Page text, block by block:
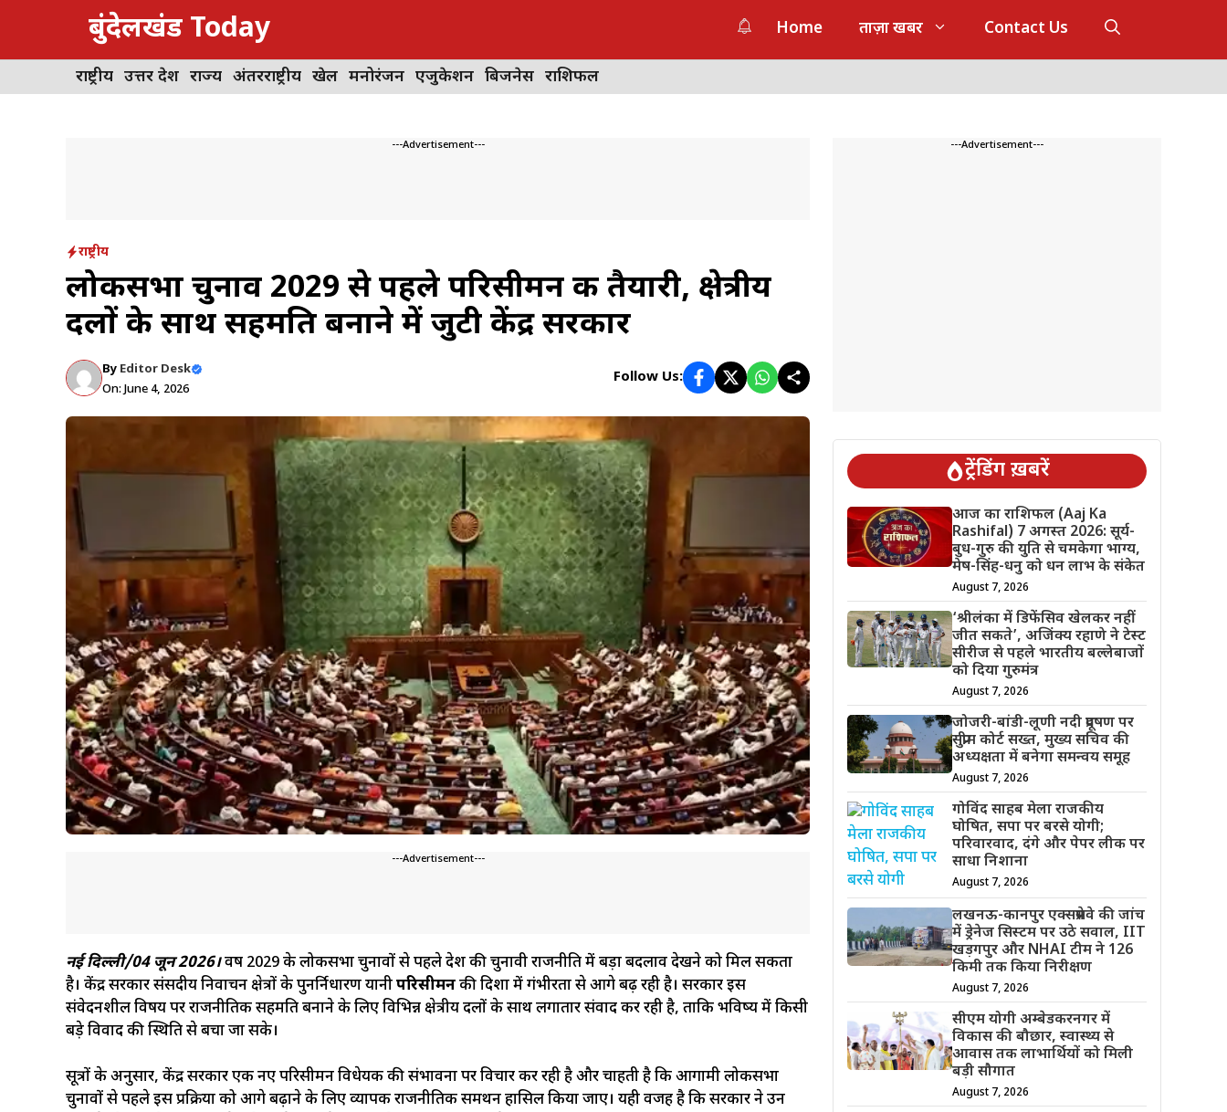
content
बुंदेलखंड Today Home ताज़ा खबर Contact Us
राष्ट्रीय उत्तर प्रदेश राज्य अंतरराष्ट्रीय खेल मनोरंजन एजुकेशन बिजनेस राशिफल
---Advertisement---
राष्ट्रीय
लोकसभा चुनाव 2029 से पहले परिसीमन की तैयारी, क्षेत्रीय
दलों के साथ सहमति बनाने में जुटी केंद्र सरकार
By Editor Desk
On: June 4, 2026
Follow Us:
---Advertisement---
नई दिल्ली/04 जून 2026।वर्ष 2029 के लोकसभा चुनावों से पहले देश की चुनावी राजनीति में बड़ा बदलाव देखने को मिल सकता
है। केंद्र सरकार संसदीय निर्वाचन क्षेत्रों के पुनर्निर्धारण यानीपरिसीमनकी दिशा में गंभीरता से आगे बढ़ रही है। सरकार इस
संवेदनशील विषय पर राजनीतिक सहमति बनाने के लिए विभिन्न क्षेत्रीय दलों के साथ लगातार संवाद कर रही है, ताकि भविष्य में किसी
बड़े विवाद की स्थिति से बचा जा सके।
सूत्रों के अनुसार, केंद्र सरकार एक नए परिसीमन विधेयक की संभावना पर विचार कर रही है और चाहती है कि आगामी लोकसभा
चुनावों से पहले इस प्रक्रिया को आगे बढ़ाने के लिए व्यापक राजनीतिक समर्थन हासिल किया जाए। यही वजह है कि सरकार ने उन
---Advertisement---
ट्रेंडिंग ख़बरें
आज का राशिफल (Aaj Ka
Rashifal) 7 अगस्त 2026: सूर्य-
बुध-गुरु की युति से चमकेगा भाग्य,
मेष-सिंह-धनु को धन लाभ के संकेत
August 7, 2026
‘श्रीलंका में डिफेंसिव खेलकर नहीं
जीत सकते’, अजिंक्य रहाणे ने टेस्ट
सीरीज से पहले भारतीय बल्लेबाजों
को दिया गुरुमंत्र
August 7, 2026
जोजरी-बांडी-लूणी नदी प्रदूषण पर
सुप्रीम कोर्ट सख्त, मुख्य सचिव की
अध्यक्षता में बनेगा समन्वय समूह
August 7, 2026
गोविंद साहब मेला राजकीय
घोषित, सपा पर बरसे योगी;
परिवारवाद, दंगे और पेपर लीक पर
साधा निशाना
August 7, 2026
लखनऊ-कानपुर एक्सप्रेसवे की जांच
में ड्रेनेज सिस्टम पर उठे सवाल, IIT
खड़गपुर और NHAI टीम ने 126
किमी तक किया निरीक्षण
August 7, 2026
सीएम योगी अम्बेडकरनगर में
विकास की बौछार, स्वास्थ्य से
आवास तक लाभार्थियों को मिली
बड़ी सौगात
August 7, 2026